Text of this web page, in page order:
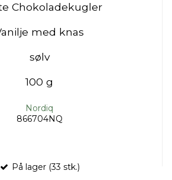
Chokoladekugler
med knas
sølv
100 g
Nordiq
866704NQ
På lager (33 stk.)